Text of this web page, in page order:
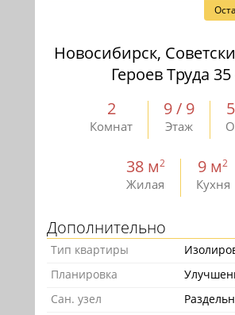
Новосибирск,
Героев Труда
2
Комнат
9 / 9
Этаж
38 м2
Жилая
9 м2
Кухня
Дополнительно
Тип квартиры
Планировка
Сан. узел